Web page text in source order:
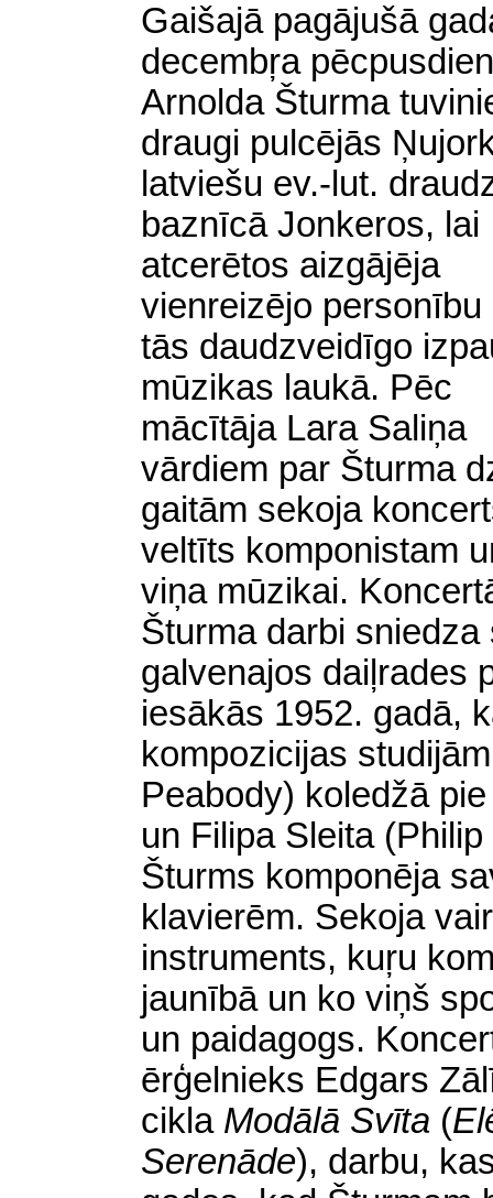
Gaišajā pagājušā
decembŗa
Arnolda Šturma
draugi pulcējās
latviešu ev.-lut.
baznīcā Jonkeros, lai
atcerētos aizgājēja
vienreizējo personību
tās daudzveidīgo
mūzikas laukā. Pēc
mācītāja Lara Saliņa
vārdiem par Šturma
gaitām sekoja
veltīts komponistam
viņa mūzikai.
Šturma darbi
galvenajos daiļrades
iesākās 1952. gadā,
kompozicijas
Peabody) koledžā
un Filipa Sleita
Šturms komponēja
klavierēm. Sekoja
instruments, kuŗu
jaunībā un ko viņš
un paidagogs.
ērģelnieks Edgars
cikla Modālā Svīta (
Serenāde), darbu,